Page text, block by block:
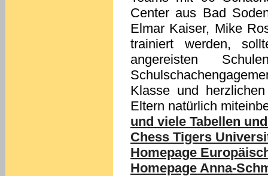
Center aus Bad
Elmar Kaiser, Mike
trainiert werden,
angereisten
Klasse und
Eltern natürlich
und viele Tabellen
Chess Tigers
Homepage
Homepage Anna-